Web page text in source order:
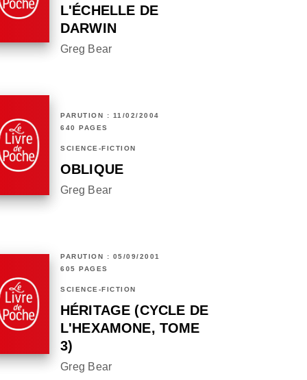
L'ÉCHELLE DE
DARWIN
Greg Bear
PARUTION : 11/02/2004
640 PAGES
SCIENCE-FICTION
OBLIQUE
Greg Bear
PARUTION : 05/09/2001
605 PAGES
SCIENCE-FICTION
HÉRITAGE (CYCLE DE
L'HEXAMONE, TOME
3)
Greg Bear